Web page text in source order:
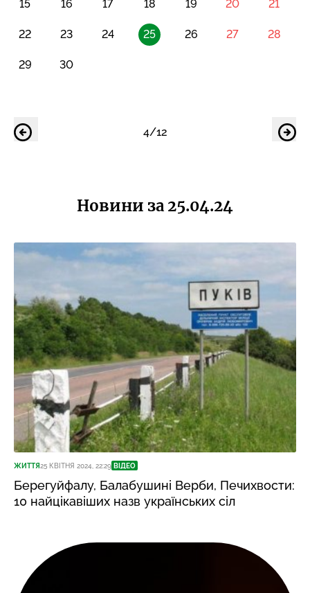
15 16 17 18 19 20 21
22 23 24 25 26 27 28
29 30
4/12
Новини за 25.04.24
ЖИТТЯ25 КВІТНЯ 2024, 22:29 ВІДЕО
Берегуйфалу, Балабушині Верби, Печихвости:
10 найцікавіших назв українських сіл